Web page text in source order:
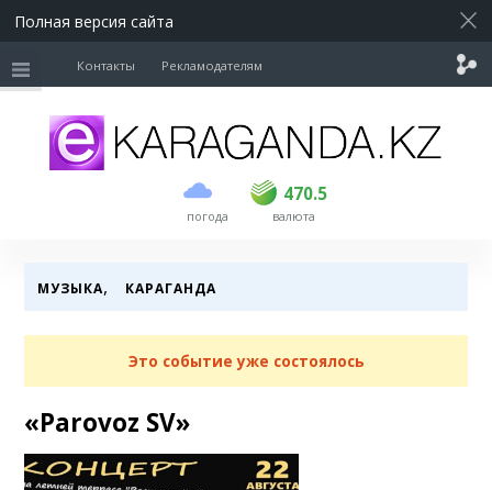
Полная версия сайта
Контакты Рекламодателям
погода
470.5
покупка продажа
USD 468.5 470.5
EUR валюта
МУЗЫКА, КАРАГАНДА
Это событие уже состоялось
«Parovoz SV»